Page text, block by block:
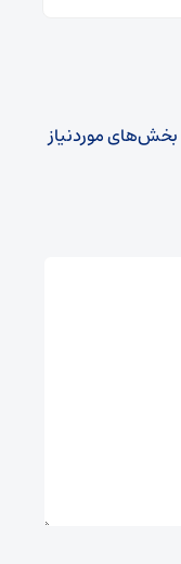
بخش‌های موردنیاز